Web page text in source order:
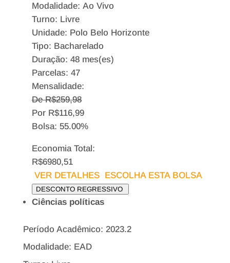
Modalidade: Ao Vivo
Turno: Livre
Unidade: Polo Belo Horizonte
Tipo: Bacharelado
Duração: 48 mes(es)
Parcelas: 47
Mensalidade:
De R$259,98
Por R$116,99
Bolsa: 55.00%
Economia Total:
R$6980,51
VER DETALHES ESCOLHA ESTA BOLSA
DESCONTO REGRESSIVO
Ciências políticas
Período Acadêmico: 2023.2
Modalidade: EAD